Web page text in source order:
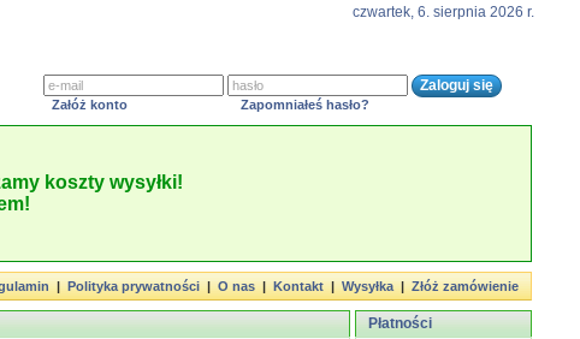
czwartek, 6. sierpnia 2026 r.
Załóż konto Zapomniałeś hasło?
koszty wysyłki!
|Polityka prywatności|O nas|Kontakt|Wysyłka|Złóż zamówienie
Płatności